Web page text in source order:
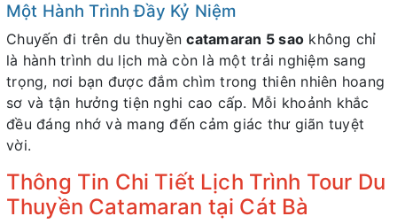
Một Hành Trình Đầy Kỷ Niệm
Chuyến đi trên du thuyềncatamaran 5 sao không chỉ
là hành trình du lịch mà còn là một trải nghiệm sang
trọng, nơi bạn được đắm chìm trong thiên nhiên hoang
sơ và tận hưởng tiện nghi cao cấp. Mỗi khoảnh khắc
đều đáng nhớ và mang đến cảm giác thư giãn tuyệt
vời.
Thông Tin Chi Tiết Lịch Trình Tour Du
Thuyền Catamaran tại Cát Bà